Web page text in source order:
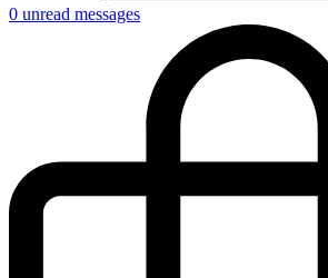
0 unread messages